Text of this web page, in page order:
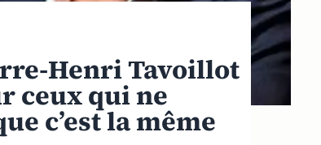
Henri Tavoillot
ceux qui ne
c’est la même